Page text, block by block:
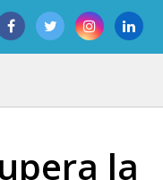
la